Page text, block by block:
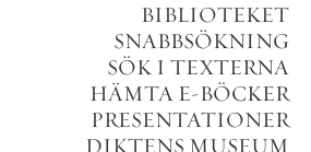
BIBLIOTEKET
SNABBSÖKNING
SÖK I TEXTERNA
HÄMTA E-BÖCKER
PRESENTATIONER
DIKTENS MUSEUM